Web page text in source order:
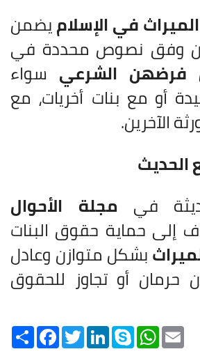
الميراث في الإسلاميضمن
وفق نصوص محددة في
فرضهن الشرعي سواء
أو مع بنات أخريات، مع
الآخرين.
الحديث
في مجلة الأحوال
إلى حماية حقوق البنات
بشكل متوازن وعادل
حرمان أو تجاوز للحقوق
Share FacebookTwitterLinkedInSkype WhatsApp